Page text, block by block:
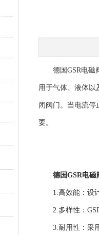
德国GSR电磁阀
用于气体、液体以
闭阀门。当电流停
要。
德国GSR电磁
1.高效能：设计
2.多样性：GSR
3.耐用性：采用